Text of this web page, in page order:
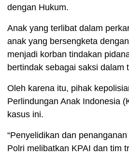
dengan Hukum.
Anak yang terlibat dalam
anak yang bersengketa
menjadi korban tindakan
bertindak sebagai saksi dalam
Oleh karena itu, pihak
Perlindungan Anak Indonesia
kasus ini.
“Penyelidikan dan
Polri melibatkan KPAI dan tim